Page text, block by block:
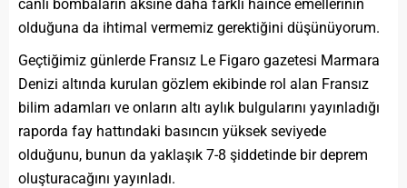
canlı bombaların aksine daha farklı haince emellerinin
olduğuna da ihtimal vermemiz gerektiğini düşünüyorum.
Geçtiğimiz günlerde Fransız Le Figaro gazetesi Marmara
Denizi altında kurulan gözlem ekibinde rol alan Fransız
bilim adamları ve onların altı aylık bulgularını yayınladığı
raporda fay hattındaki basıncın yüksek seviyede
olduğunu, bunun da yaklaşık 7-8 şiddetinde bir deprem
oluşturacağını yayınladı.